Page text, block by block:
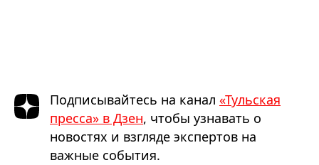
Подписывайтесь на канал «Тульская
пресса» в Дзен, чтобы узнавать о
новостях и взгляде экспертов на
важные события.